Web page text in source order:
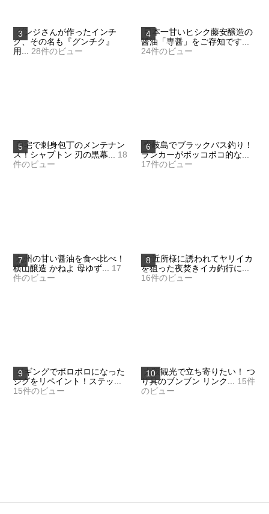
グンジさんが作ったインチ
ク、その名も『グンチク』
用...
28件のビュー
日本一甘いヒシク藤安醸造の
醤油「専醤」をご存知です...
24件のビュー
自宅で刺身包丁のメンテナン
ス！シャプトン 刃の黒幕... 18
件のビュー
壱岐島でブラックバス釣り！
ランカーがボッコボコ的な...
17件のビュー
九州の甘い醤油を食べ比べ！
横山醸造 かねよ 母ゆず...
17
件のビュー
ご近所様に誘われてヤリイカ
を狙った夜焚きイカ釣行に...
16件のビュー
ジギングでボロボロになった
ジグをリペイント！ステッ...
15件のビュー
大阪観光で立ち寄りたい！ つ
り具のブンブン リンク...
15件
のビュー